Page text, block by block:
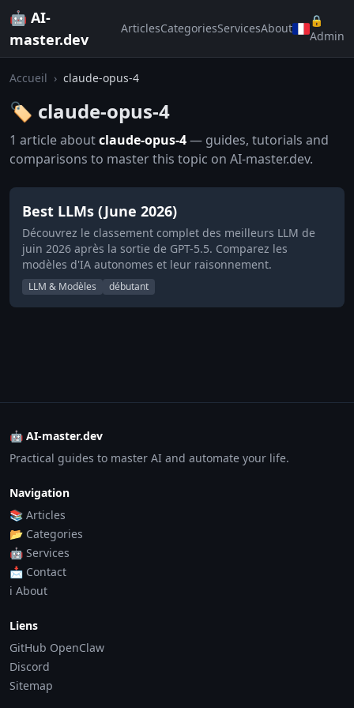
🤖 AI-
master.dev
ArticlesCategoriesServicesAbout
🔒
Admin
Accueil › claude-opus-4
🏷️ claude-opus-4
1 article aboutclaude-opus-4— guides, tutorials and
comparisons to master this topic on AI-master.dev.
Best LLMs (June 2026)
Découvrez le classement complet des meilleurs LLM de
juin 2026 après la sortie de GPT-5.5. Comparez les
modèles d'IA autonomes et leur raisonnement.
LLM & Modèles débutant
🤖 AI-master.dev
Practical guides to master AI and automate your life.
Navigation
📚 Articles
📂 Categories
🤖 Services
📩 Contact
ℹ️ About
Liens
GitHub OpenClaw
Discord
Sitemap